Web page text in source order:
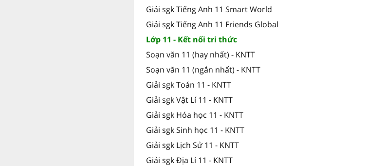
Giải sgk Tiếng Anh 11 Smart World
Giải sgk Tiếng Anh 11 Friends Global
Lớp 11 - Kết nối tri thức
Soạn văn 11 (hay nhất) - KNTT
Soạn văn 11 (ngắn nhất) - KNTT
Giải sgk Toán 11 - KNTT
Giải sgk Vật Lí 11 - KNTT
Giải sgk Hóa học 11 - KNTT
Giải sgk Sinh học 11 - KNTT
Giải sgk Lịch Sử 11 - KNTT
Giải sgk Địa Lí 11 - KNTT